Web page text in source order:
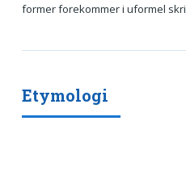
former forekommer i uformel
Etymologi